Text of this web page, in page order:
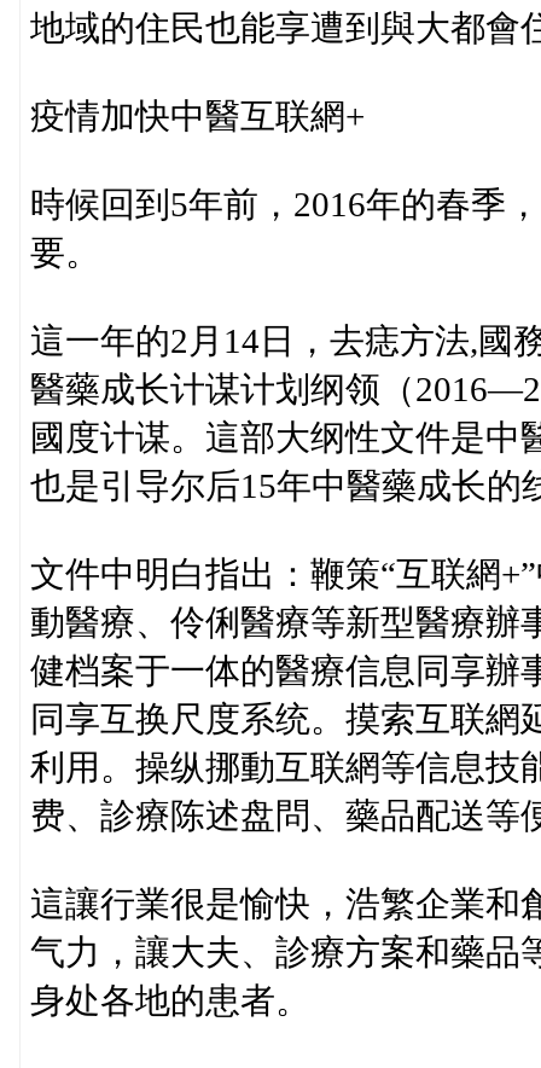
地域的住民也能享遭到與大都會
疫情加快中醫互联網+
時候回到5年前，2016年的春季
要。
這一年的2月14日，去痣方法,國
醫藥成长计谋计划纲领（
國度计谋。這部大纲性文件是
也是引导尔后15年中醫藥成长的
文件中明白指出：鞭策“互联網
動醫療、伶俐醫療等新型醫療辦
健档案于一体的醫療信息同享辦
同享互换尺度系统。摸索互联
利用。操纵挪動互联網等信息技
费、診療陈述盘問、藥品配送等
這讓行業很是愉快，浩繁企業和
气力，讓大夫、診療方案和藥品
身处各地的患者。